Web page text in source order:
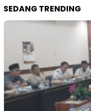
SEDANG TRENDING